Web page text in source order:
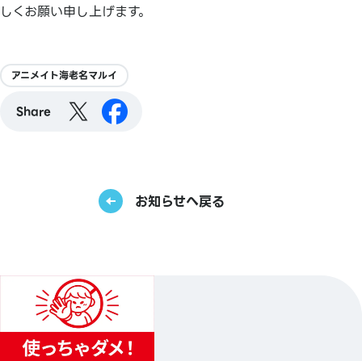
しくお願い申し上げます。
アニメイト海老名マルイ
Share
お知らせへ戻る